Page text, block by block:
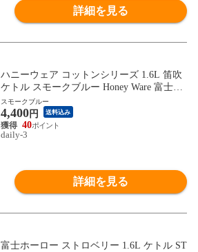
詳細を見る
ハニーウェア コットンシリーズ 1.6L 笛吹
ケトル スモークブルー Honey Ware 富士ホ
ーロー 【北海道・沖縄は990円加算】how0
75-15
スモークブルー
4,400円 送料込み
40
daily-3
詳細を見る
富士ホーロー ストロベリー 1.6L ケトル ST